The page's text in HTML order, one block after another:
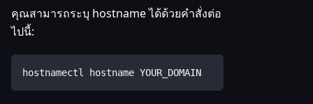
คุณสามารถระบุ hostname ได้ด้วยคำสั่งต่อ
ไปนี้:
hostnamectl hostname YOUR_DOMAIN